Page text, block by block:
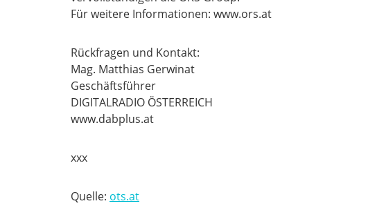
Für weitere Informationen: www.ors.at
Rückfragen und Kontakt:
Mag. Matthias Gerwinat
Geschäftsführer
DIGITALRADIO ÖSTERREICH
www.dabplus.at
xxx
Quelle: ots.at